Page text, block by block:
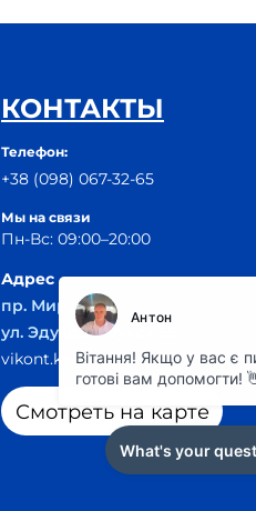
КОНТАКТЫ
Телефон:
+38 (098) 067-32-65
Мы на связи
Пн-Вс: 09:00–20:00
Адрес
пр. Мира, 29Б
ул. Эдуарда Фукса 55
vikont.kr@ukr.net
Смотреть на карте